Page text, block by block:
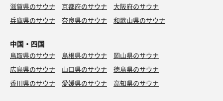
滋賀県のサウナ 京都府のサウナ
大阪府のサウナ
兵庫県のサウナ
奈良県のサウナ 和歌山県のサウナ
中国・四国
鳥取県のサウナ 島根県のサウナ
岡山県のサウナ
広島県のサウナ
山口県のサウナ
徳島県のサウナ
香川県のサウナ
愛媛県のサウナ 高知県のサウナ